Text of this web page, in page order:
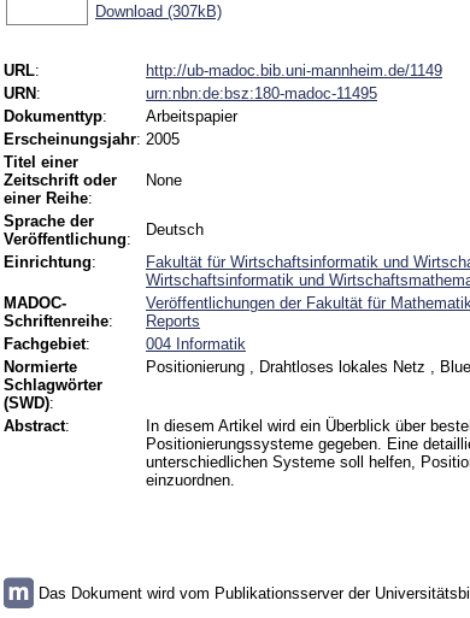
Download (307kB)
URL:
http://ub-madoc.bib.uni-mannheim.de/1149
URN :
urn:nbn:de:bsz:180-madoc-11495
Dokumenttyp:
Arbeitspapier
Erscheinungsjahr: 2005
Titel einer
Zeitschrift oder
einer Reihe:
None
Sprache der
Veröffentlichung:
Deutsch
Einrichtung:
Fakultät für Wirtschaftsinformatik und
Wirtschaftsinformatik und
MADOC-
Schriftenreihe:
Veröffentlichungen der Fakultät für
Reports
Fachgebiet:
004 Informatik
Normierte
Schlagwörter
(SWD):
Positionierung , Drahtloses lokales Netz ,
Abstract:
In diesem Artikel wird ein Überblick über
Positionierungssysteme gegeben. Eine
unterschiedlichen Systeme soll helfen,
einzuordnen.
Das Dokument wird vom Publikationsserver der